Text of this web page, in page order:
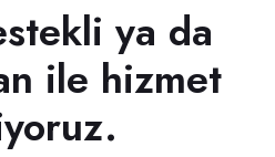
ya da
ile hizmet